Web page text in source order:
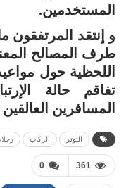
المستخدمين.
و إنتقد
طرف المصالح
اللحظية حول
تفاقم حالة
المسافرين
التوتر الركاب
0 361